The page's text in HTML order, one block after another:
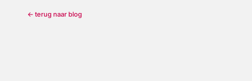
← terug naar blog